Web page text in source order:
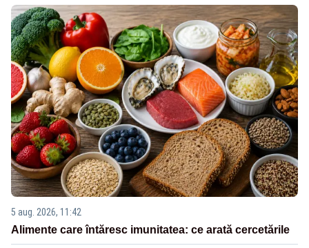
5 aug. 2026, 11:42
Alimente care întăresc imunitatea: ce arată cercetările